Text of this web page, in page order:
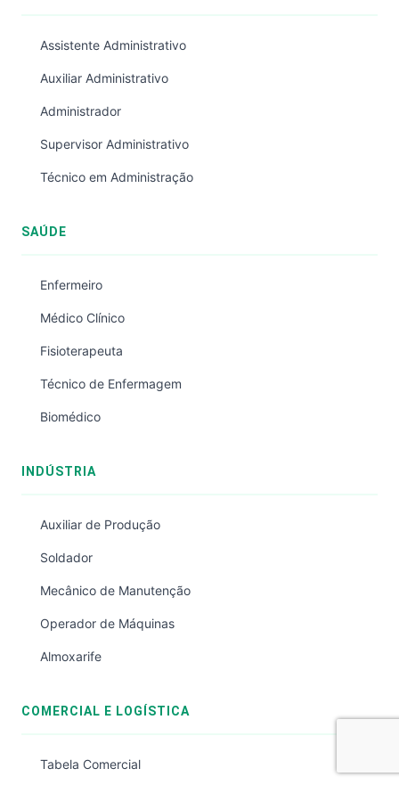
Assistente Administrativo
Auxiliar Administrativo
Administrador
Supervisor Administrativo
Técnico em Administração
SAÚDE
Enfermeiro
Médico Clínico
Fisioterapeuta
Técnico de Enfermagem
Biomédico
INDÚSTRIA
Auxiliar de Produção
Soldador
Mecânico de Manutenção
Operador de Máquinas
Almoxarife
COMERCIAL E LOGÍSTICA
Tabela Comercial